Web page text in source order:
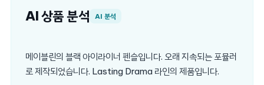
AI 상품 분석 AI 분석
메이블린의 블랙 아이라이너 펜슬입니다. 오래 지속되는 포뮬러
로 제작되었습니다. Lasting Drama 라인의 제품입니다.